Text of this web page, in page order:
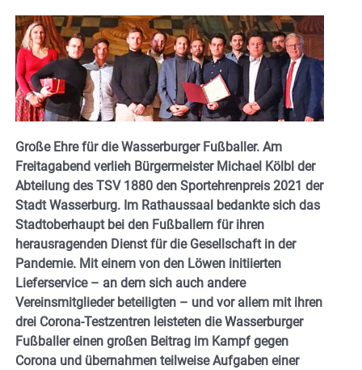
Große Ehre für die Wasserburger Fußballer. Am
Freitagabend verlieh Bürgermeister Michael Kölbl der
Abteilung des TSV 1880 den Sportehrenpreis 2021 der
Stadt Wasserburg. Im Rathaussaal bedankte sich das
Stadtoberhaupt bei den Fußballern für ihren
herausragenden Dienst für die Gesellschaft in der
Pandemie. Mit einem von den Löwen initiierten
Lieferservice – an dem sich auch andere
Vereinsmitglieder beteiligten – und vor allem mit ihren
drei Corona-Testzentren leisteten die Wasserburger
Fußballer einen großen Beitrag im Kampf gegen
Corona und übernahmen teilweise Aufgaben einer